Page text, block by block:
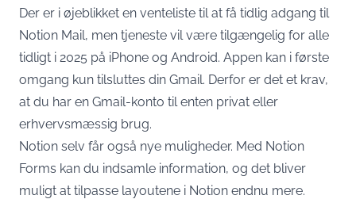
Der er i øjeblikket en venteliste til at få tidlig adgang til
Notion Mail, men tjeneste vil være tilgængelig for alle
tidligt i 2025 på iPhone og Android. Appen kan i første
omgang kun tilsluttes din Gmail. Derfor er det et krav,
at du har en Gmail-konto til enten privat eller
erhvervsmæssig brug.
Notion selv får også nye muligheder. Med Notion
Forms kan du indsamle information, og det bliver
muligt at tilpasse layoutene i Notion endnu mere.